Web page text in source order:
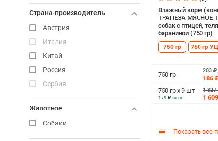
Buddy&Sol
Original Choice
Страна-производитель
Австрия
Италия
Китай
Россия
Сербия
Животное
Собаки
Влажный корм
ТРАПЕЗА МЯСНОЕ
собак с птицей,
бараниной (750 гр)
750 гр 750 гр УЦ
750 гр
203 ₽
186
750 гр х 9 шт
179 ₽ за шт
1 827
1
Показать все